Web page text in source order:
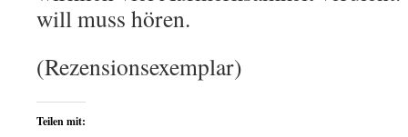
will muss hören.
(Rezensionsexemplar)
Teilen mit: